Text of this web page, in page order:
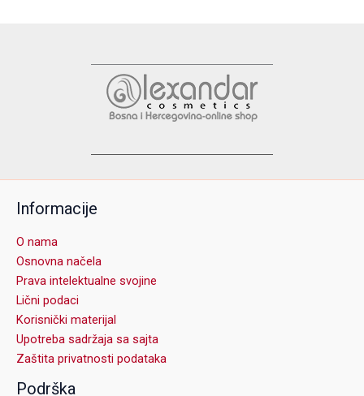
Informacije
O nama
Osnovna načela
Prava intelektualne svojine
Lični podaci
Korisnički materijal
Upotreba sadržaja sa sajta
Zaštita privatnosti podataka
Podrška